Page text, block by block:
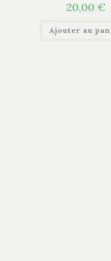
20,00€
Ajouter au